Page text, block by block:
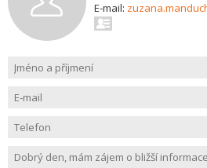
E-mail: